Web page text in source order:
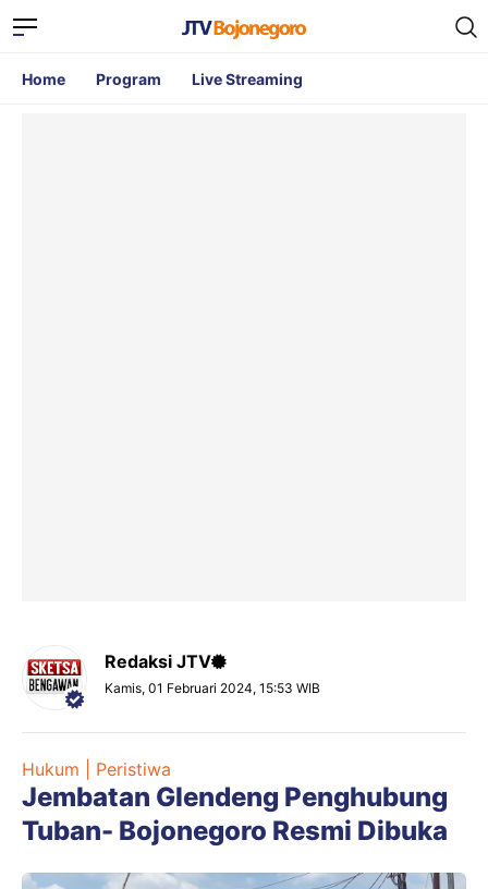
Home Program Live Streaming
Redaksi JTV
Kamis, 01 Februari 2024, 15:53 WIB
Hukum | Peristiwa
Jembatan Glendeng Penghubung
Tuban- Bojonegoro Resmi Dibuka